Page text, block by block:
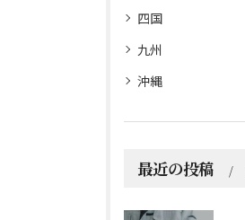
四国
九州
沖縄
最近の投稿